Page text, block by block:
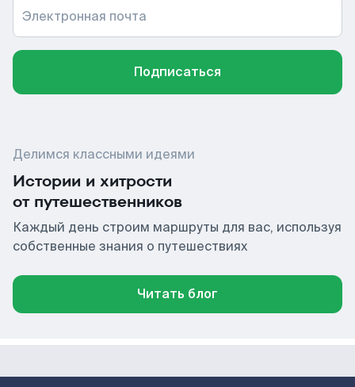
Электронная почта
Подписаться
Делимся классными идеями
Истории и хитрости
от путешественников
Каждый день строим маршруты для вас, используя
собственные знания о путешествиях
Читать блог